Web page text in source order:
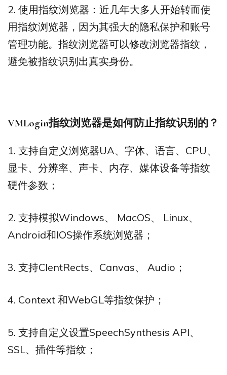
2. 使用指纹浏览器：近几年大多人开始转而使
用指纹浏览器，因为其强大的隐私保护和账号
管理功能。指纹浏览器可以修改浏览器指纹，
避免被指纹识别出真实身份。
VMLogin指纹浏览器是如何防止指纹识别的？
1. 支持自定义浏览器UA、字体、语言、CPU、
显卡、分辨率、声卡、内存、媒体设备等指纹
硬件参数；
2. 支持模拟Windows、 MacOS、 Linux、
Android和IOS操作系统浏览器；
3. 支持ClentRects、Canvas、 Audio；
4. Context 和WebGL等指纹保护；
5. 支持自定义设置SpeechSynthesis API、
SSL、插件等指纹；